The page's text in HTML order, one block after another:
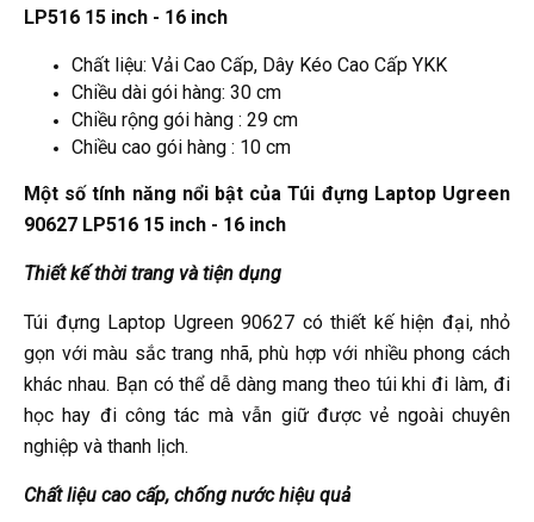
LP516 15 inch - 16 inch
Chất liệu: Vải Cao Cấp, Dây Kéo Cao Cấp YKK
Chiều dài gói hàng: 30 cm
Chiều rộng gói hàng : 29 cm
Chiều cao gói hàng : 10 cm
Một số tính năng nổi bật của Túi đựng Laptop Ugreen
90627 LP516 15 inch - 16 inch
Thiết kế thời trang và tiện dụng
Túi đựng Laptop Ugreen 90627 có thiết kế hiện đại, nhỏ
gọn với màu sắc trang nhã, phù hợp với nhiều phong cách
khác nhau. Bạn có thể dễ dàng mang theo túi khi đi làm, đi
học hay đi công tác mà vẫn giữ được vẻ ngoài chuyên
nghiệp và thanh lịch.
Chất liệu cao cấp, chống nước hiệu quả